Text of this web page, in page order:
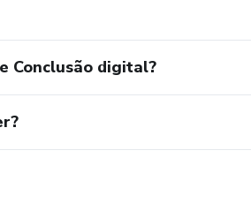
Conclusão digital?